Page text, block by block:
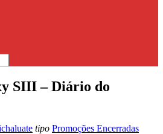
SIII – Diário do
tipo Promoções Encerradas